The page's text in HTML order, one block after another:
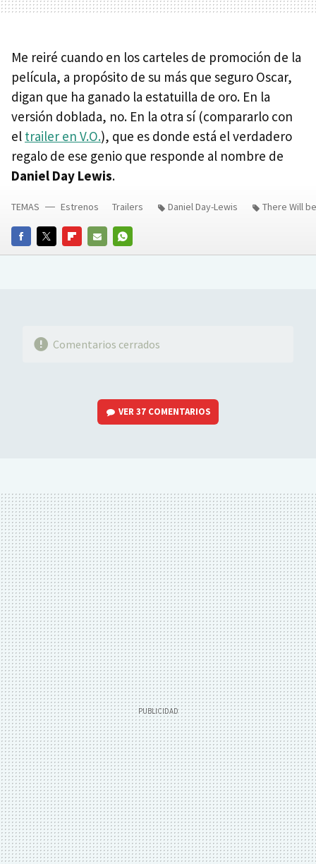
Me reiré cuando en los carteles de promoción de la
película, a propósito de su más que seguro Oscar,
digan que ha ganado la estatuilla de oro. En la
versión doblada, no. En la otra sí (compararlo con
el trailer en V.O.), que es donde está el verdadero
regalo de ese genio que responde al nombre de
Daniel Day Lewis.
FACEBOOKTWITTERFLIPBOARD
E-
WHATSAPP
TEMAS Estrenos Trailers Daniel Day-Lewis There Will
Comentarios cerrados
VER37 COMENTARIOS